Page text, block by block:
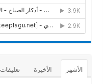
الأشهر الأخيرة تعليقات